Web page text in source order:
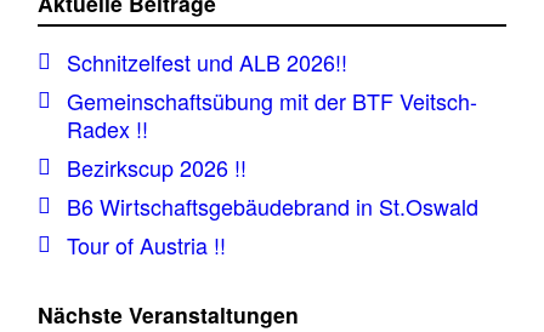
Schnitzelfest und ALB 2026!!
Gemeinschaftsübung mit der BTF Veitsch-
Radex !!
Bezirkscup 2026 !!
B6 Wirtschaftsgebäudebrand in St.Oswald
Tour of Austria !!
Nächste Veranstaltungen